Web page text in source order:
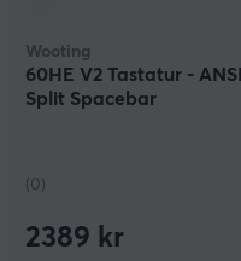
Wooting
60HE V2 Tastatur - ANSI
Split Spacebar
(0)
2389 kr